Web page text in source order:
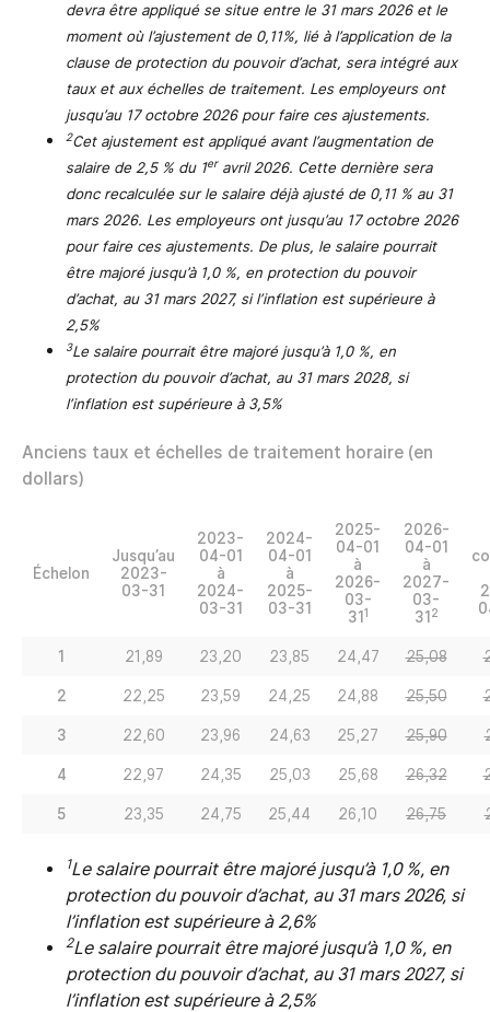
devra être appliqué se situe entre le 31 mars 2026 et le
moment où l’ajustement de 0,11%, lié à l’application de la
clause de protection du pouvoir d’achat, sera intégré aux
taux et aux échelles de traitement. Les employeurs ont
jusqu’au 17 octobre 2026 pour faire ces ajustements.
2Cet ajustement est appliqué avant l’augmentation de
salaire de 2,5 % du 1eravril 2026. Cette dernière sera
donc recalculée sur le salaire déjà ajusté de 0,11 % au 31
mars 2026. Les employeurs ont jusqu’au 17 octobre 2026
pour faire ces ajustements. De plus, le salaire pourrait
être majoré jusqu’à 1,0 %, en protection du pouvoir
d’achat, au 31 mars 2027, si l’inflation est supérieure à
2,5%
3Le salaire pourrait être majoré jusqu’à 1,0 %, en
protection du pouvoir d’achat, au 31 mars 2028, si
l’inflation est supérieure à 3,5%
Anciens taux et échelles de traitement horaire (en
dollars)
Échelon
Jusqu’au
2023-
03-31
2023-
04-01
à
2024-
03-31
2024-
04-01
à
2025-
03-31
2025-
04-01
à
2026-
03-
31 1
2026-
04-01
à
2027-
03-
31 2
1 21,89 23,20 23,85 24,47 25,08
2 22,25 23,59 24,25 24,88 25,50
3 22,60 23,96 24,63 25,27 25,90
4 22,97 24,35 25,03 25,68 26,32
5 23,35 24,75 25,44 26,10 26,75
1Le salaire pourrait être majoré jusqu’à 1,0 %, en
protection du pouvoir d’achat, au 31 mars 2026, si
l’inflation est supérieure à 2,6%
2Le salaire pourrait être majoré jusqu’à 1,0 %, en
protection du pouvoir d’achat, au 31 mars 2027, si
l’inflation est supérieure à 2,5%